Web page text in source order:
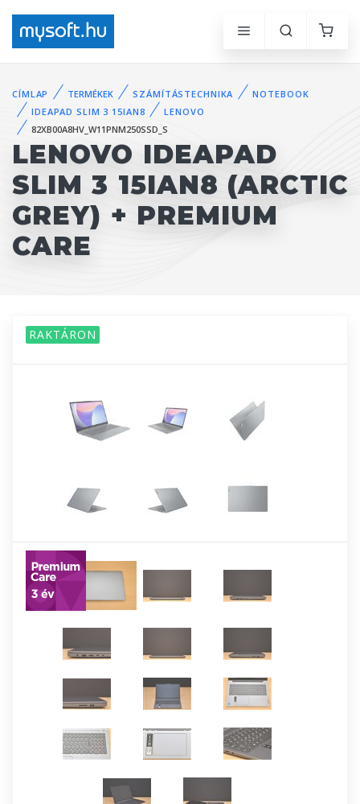
CÍMLAP TERMÉKEK SZÁMÍTÁSTECHNIKA
NOTEBOOK
IDEAPAD SLIM 3 15IAN8
LENOVO
82XB00A8HV_W11PNM250SSD_S
LENOVO IDEAPAD
SLIM 3 15IAN8 (ARCTIC
GREY) + PREMIUM
CARE
RAKTÁRON